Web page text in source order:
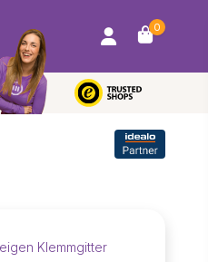
0
Klemmgitter